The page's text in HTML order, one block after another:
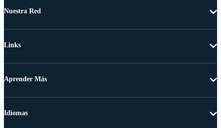
Nuestra Red
Links
Aprender Más
Idiomas